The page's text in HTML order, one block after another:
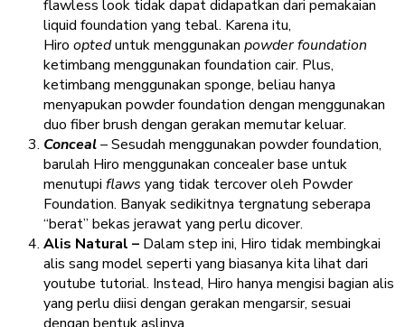
flawless look tidak dapat didapatkan dari pemakaian
liquid foundation yang tebal. Karena itu,
Hiro opteduntuk menggunakan powder foundation
ketimbang menggunakan foundation cair. Plus,
ketimbang menggunakan sponge, beliau hanya
menyapukan powder foundation dengan menggunakan
duo fiber brush dengan gerakan memutar keluar.
Conceal–Sesudah menggunakan powder foundation,
barulah Hiro menggunakan concealer base untuk
menutupi flaws yang tidak tercover oleh Powder
Foundation. Banyak sedikitnya tergnatung seberapa
“berat” bekas jerawat yang perlu dicover.
Alis Natural – Dalam step ini, Hiro tidak membingkai
alis sang model seperti yang biasanya kita lihat dari
youtube tutorial. Instead, Hiro hanya mengisi bagian alis
yang perlu diisi dengan gerakan mengarsir, sesuai